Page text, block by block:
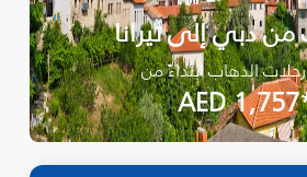
من دبي إلى تيرانا
الذهاب ابتداءً من